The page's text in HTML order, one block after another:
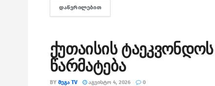
ᲓᲐᲬᲕᲠᲘᲚᲔᲑᲘᲗ
ქუთაისის
წარმატება
BY ᲛᲔᲒᲐ TV ᲐᲒᲕᲘᲡᲢᲝ 4, 2026 0